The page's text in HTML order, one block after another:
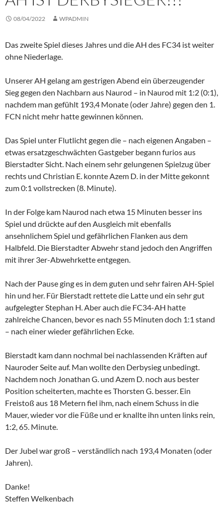
08/04/2022 WPADMIN
Das zweite Spiel dieses Jahres und die AH des FC34 ist weiter
ohne Niederlage.
Unserer AH gelang am gestrigen Abend ein überzeugender
Sieg gegen den Nachbarn aus Naurod – in Naurod mit 1:2 (0:1),
nachdem man gefühlt 193,4 Monate (oder Jahre) gegen den 1.
FCN nicht mehr hatte gewinnen können.
Das Spiel unter Flutlicht gegen die – nach eigenen Angaben –
etwas ersatzgeschwächten Gastgeber begann furios aus
Bierstadter Sicht. Nach einem sehr gelungenen Spielzug über
rechts und Christian E. konnte Azem D. in der Mitte gekonnt
zum 0:1 vollstrecken (8. Minute).
In der Folge kam Naurod nach etwa 15 Minuten besser ins
Spiel und drückte auf den Ausgleich mit ebenfalls
ansehnlichem Spiel und gefährlichen Flanken aus dem
Halbfeld. Die Bierstadter Abwehr stand jedoch den Angriffen
mit ihrer 3er-Abwehrkette entgegen.
Nach der Pause ging es in dem guten und sehr fairen AH-Spiel
hin und her. Für Bierstadt rettete die Latte und ein sehr gut
aufgelegter Stephan H. Aber auch die FC34-AH hatte
zahlreiche Chancen, bevor es nach 55 Minuten doch 1:1 stand
– nach einer wieder gefährlichen Ecke.
Bierstadt kam dann nochmal bei nachlassenden Kräften auf
Nauroder Seite auf. Man wollte den Derbysieg unbedingt.
Nachdem noch Jonathan G. und Azem D. noch aus bester
Position scheiterten, machte es Thorsten G. besser. Ein
Freistoß aus 18 Metern fiel ihm, nach einem Schuss in die
Mauer, wieder vor die Füße und er knallte ihn unten links rein,
1:2, 65. Minute.
Der Jubel war groß – verständlich nach 193,4 Monaten (oder
Jahren).
Danke!
Steffen Welkenbach